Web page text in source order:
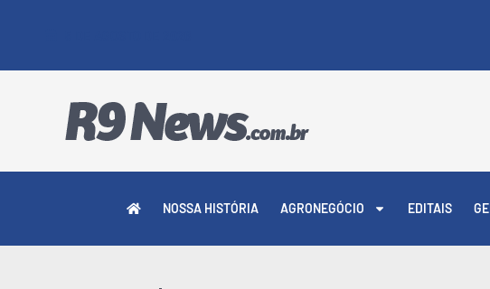
NOSSA HISTÓRIA AGRONEGÓCIO EDITAIS